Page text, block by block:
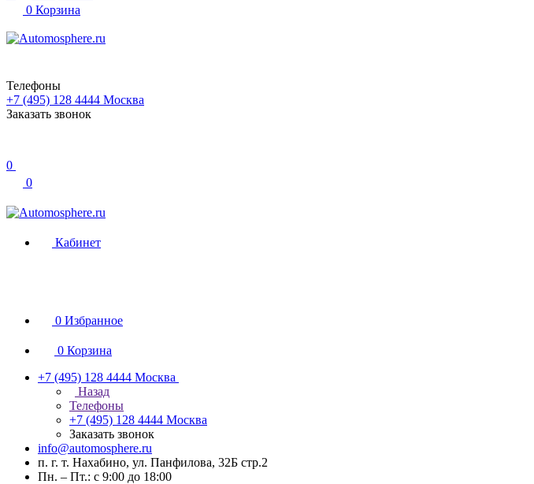
0 Корзина
Телефоны
+7 (495) 128 4444 Москва
Заказать звонок
0
0
Кабинет
0 Избранное
0 Корзина
+7 (495) 128 4444 Москва
Назад
Телефоны
+7 (495) 128 4444 Москва
Заказать звонок
info@automosphere.ru
п. г. т. Нахабино, ул. Панфилова, 32Б стр.2
Пн. – Пт.: с 9:00 до 18:00